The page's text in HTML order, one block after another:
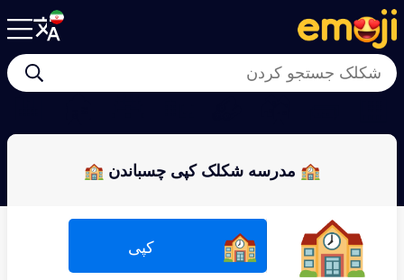
🏫 مدرسه شکلک کپی چسباندن 🏫
🏫
🏫 کپی